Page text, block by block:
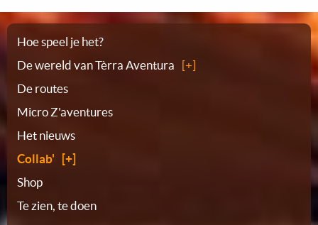
Plattegrond
Hoe speel je het?
De wereld van Tèrra Aventura
De routes
Micro Z'aventures
Het nieuws
Collab'
Shop
Te zien, te doen